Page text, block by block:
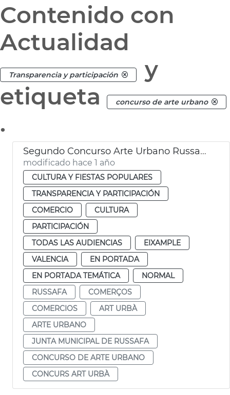
Contenido con
Actualidad
Transparencia y participación
y
etiqueta
concurso de arte urbano
.
Segundo Concurso Arte Urbano Russafa Ayuntamiento Valéncia
modificado hace 1 año
CULTURA Y FIESTAS POPULARES
TRANSPARENCIA Y PARTICIPACIÓN
COMERCIO
CULTURA
PARTICIPACIÓN
TODAS LAS AUDIENCIAS
EIXAMPLE
VALENCIA
EN PORTADA
EN PORTADA TEMÁTICA
NORMAL
RUSSAFA
COMERÇOS
COMERCIOS
ART URBÀ
ARTE URBANO
JUNTA MUNICIPAL DE RUSSAFA
CONCURSO DE ARTE URBANO
CONCURS ART URBÀ